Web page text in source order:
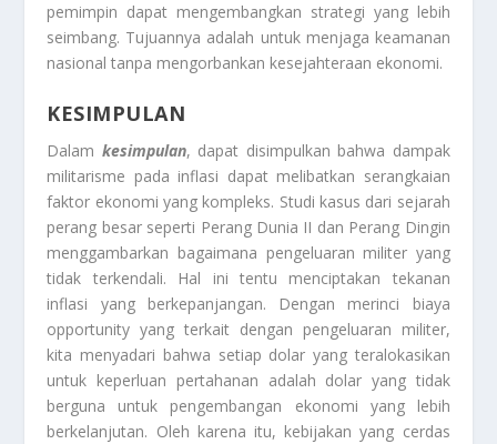
pemimpin dapat mengembangkan strategi yang lebih
seimbang. Tujuannya adalah untuk menjaga keamanan
nasional tanpa mengorbankan kesejahteraan ekonomi.
KESIMPULAN
Dalam kesimpulan, dapat disimpulkan bahwa dampak
militarisme pada inflasi dapat melibatkan serangkaian
faktor ekonomi yang kompleks. Studi kasus dari sejarah
perang besar seperti Perang Dunia II dan Perang Dingin
menggambarkan bagaimana pengeluaran militer yang
tidak terkendali. Hal ini tentu menciptakan tekanan
inflasi yang berkepanjangan. Dengan merinci biaya
opportunity yang terkait dengan pengeluaran militer,
kita menyadari bahwa setiap dolar yang teralokasikan
untuk keperluan pertahanan adalah dolar yang tidak
berguna untuk pengembangan ekonomi yang lebih
berkelanjutan. Oleh karena itu, kebijakan yang cerdas